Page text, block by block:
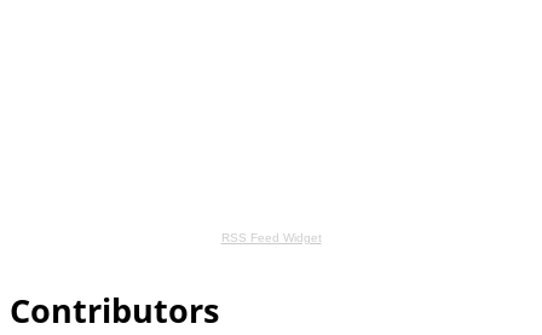
RSS Feed Widget
Contributors